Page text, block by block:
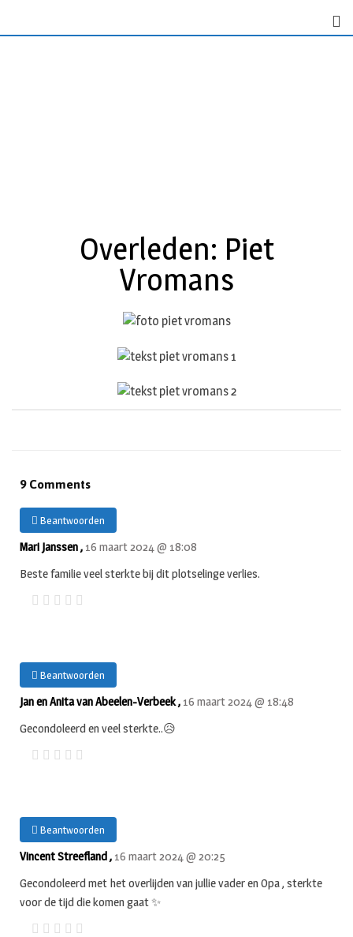
Overleden: Piet
Vromans
9 Comments
Beantwoorden
Mari Janssen , 16 maart 2024 @ 18:08
Beste familie veel sterkte bij dit plotselinge verlies.
Beantwoorden
Jan en Anita van Abeelen-Verbeek , 16 maart 2024 @ 18:48
Gecondoleerd en veel sterkte..😥
Beantwoorden
Vincent Streefland , 16 maart 2024 @ 20:25
Gecondoleerd met het overlijden van jullie vader en Opa , sterkte
voor de tijd die komen gaat ✨